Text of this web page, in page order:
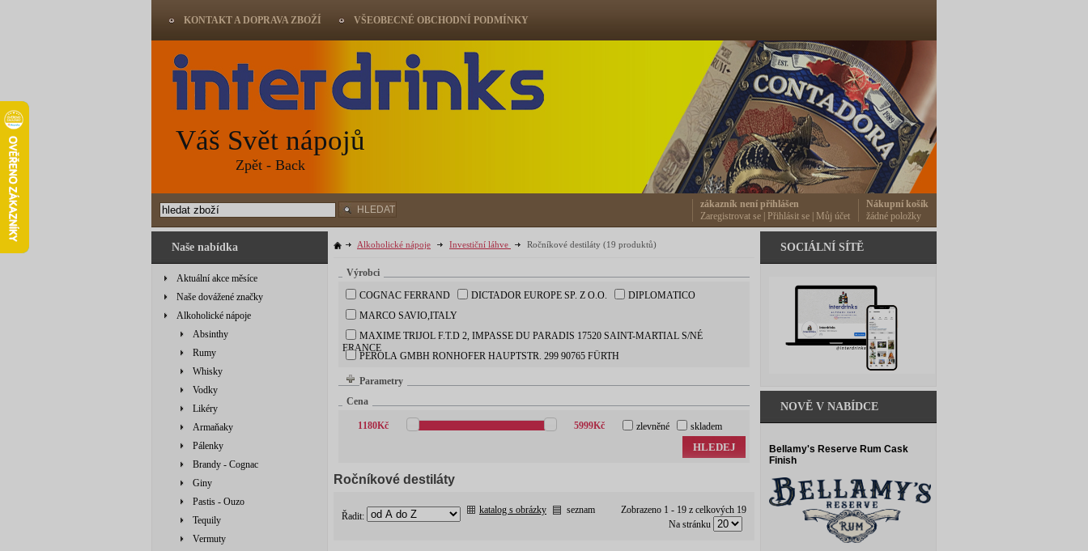
Naše nabídka
Aktuální akce měsíce
Naše dovážené značky
Alkoholické nápoje
Absinthy
Rumy
Whisky
Vodky
Likéry
Armaňaky
Pálenky
Brandy - Cognac
Giny
Pastis - Ouzo
Tequily
Vermuty
Alkoholické nápoje Investiční láhve Ročníkové destiláty (19 produktů)
Výrobci
COGNAC FERRAND
DICTADOR EUROPE SP. Z O.O.
DIPLOMATICO
MARCO SAVIO,ITALY
MAXIME TRIJOL F.T.D 2, IMPASSE DU PARADIS 17520 SAINT-MARTIAL S/NÉ
FRANCE
PEROLA GMBH RONHOFER HAUPTSTR. 299 90765 FÜRTH
Parametry
Cena
1180Kč 5999Kč zlevněné skladem
HLEDEJ
Ročníkové destiláty
Řadit:
katalog s obrázky seznam
Zobrazeno 1 - 19 z celkových 19
Na stránku
SOCIÁLNÍ SÍTĚ
NOVĚ V NABÍDCE
Bellamy's Reserve Rum Cask
Finish
KONTAKT A DOPRAVA ZBOŽÍ VŠEOBECNÉ OBCHODNÍ PODMÍNKY
Váš Svět nápojů
Zpět - Back
HLEDAT
Nákupní košík
žádné položky
zákazník není přihlášen
Zaregistrovat se
Přihlásit se Můj účet